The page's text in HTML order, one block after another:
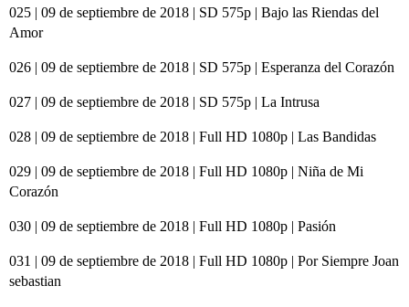
025 | 09 de septiembre de 2018 | SD 575p | Bajo las Riendas del
Amor
026 | 09 de septiembre de 2018 | SD 575p | Esperanza del Corazón
027 | 09 de septiembre de 2018 | SD 575p | La Intrusa
028 | 09 de septiembre de 2018 | Full HD 1080p | Las Bandidas
029 | 09 de septiembre de 2018 | Full HD 1080p | Niña de Mi
Corazón
030 | 09 de septiembre de 2018 | Full HD 1080p | Pasión
031 | 09 de septiembre de 2018 | Full HD 1080p | Por Siempre Joan
sebastian